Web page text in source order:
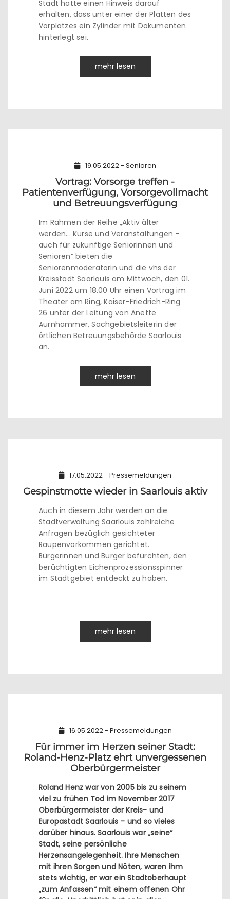
Stadt hatte einen Hinweis darauf
erhalten, dass unter einer der Platten des
Vorplatzes ein Zylinder mit Dokumenten
hinterlegt sei.
mehr lesen
19.05.2022 - Senioren
Vortrag: Vorsorge treffen -
Patientenverfügung, Vorsorgevollmacht
und Betreuungsverfügung
Im Rahmen der Reihe „Aktiv älter
werden... Kurse und Veranstaltungen -
auch für zukünftige Seniorinnen und
Senioren“ bieten die
Seniorenmoderatorin und die vhs der
Kreisstadt Saarlouis am Mittwoch, den 01.
Juni 2022 um 18.00 Uhr einen Vortrag im
Theater am Ring, Kaiser-Friedrich-Ring
26 unter der Leitung von Anette
Aurnhammer, Sachgebietsleiterin der
örtlichen Betreuungsbehörde Saarlouis
an.
mehr lesen
17.05.2022 - Pressemeldungen
Gespinstmotte wieder in Saarlouis aktiv
Auch in diesem Jahr werden an die
Stadtverwaltung Saarlouis zahlreiche
Anfragen bezüglich gesichteter
Raupenvorkommen gerichtet.
Bürgerinnen und Bürger befürchten, den
berüchtigten Eichenprozessionsspinner
im Stadtgebiet entdeckt zu haben.
mehr lesen
16.05.2022 - Pressemeldungen
Für immer im Herzen seiner Stadt:
Roland-Henz-Platz ehrt unvergessenen
Oberbürgermeister
Roland Henz war von 2005 bis zu seinem
viel zu frühen Tod im November 2017
Oberbürgermeister der Kreis- und
Europastadt Saarlouis – und so vieles
darüber hinaus. Saarlouis war „seine“
Stadt, seine persönliche
Herzensangelegenheit. Ihre Menschen
mit ihren Sorgen und Nöten, waren ihm
stets wichtig, er war ein Stadtoberhaupt
„zum Anfassen“ mit einem offenen Ohr